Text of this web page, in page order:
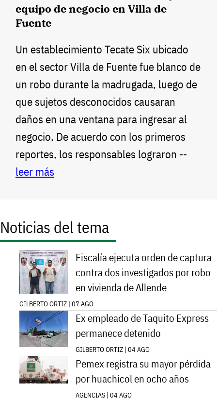
equipo de negocio en Villa de
Fuente
Un establecimiento Tecate Six ubicado
en el sector Villa de Fuente fue blanco de
un robo durante la madrugada, luego de
que sujetos desconocidos causaran
daños en una ventana para ingresar al
negocio. De acuerdo con los primeros
reportes, los responsables lograron --
leer más
Noticias del tema
Fiscalía ejecuta orden de captura
contra dos investigados por robo
en vivienda de Allende
GILBERTO ORTIZ | 07 AGO
Ex empleado de Taquito Express
permanece detenido
GILBERTO ORTIZ | 04 AGO
Pemex registra su mayor pérdida
por huachicol en ocho años
AGENCIAS | 04 AGO